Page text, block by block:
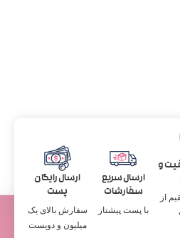
و
از
ارسال سریع
سفارشات
با پست پیشتاز
ارسال رایگان
پست
سفارش بالای یک
میلیون و دویست